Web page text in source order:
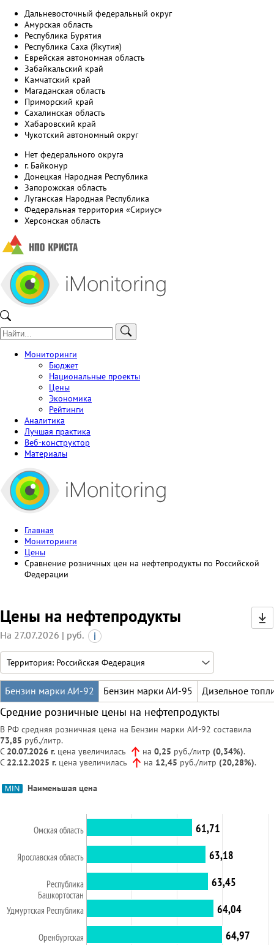
Дальневосточный федеральный округ
Амурская область
Республика Бурятия
Республика Саха (Якутия)
Еврейская автономная область
Забайкальский край
Камчатский край
Магаданская область
Приморский край
Сахалинская область
Хабаровский край
Чукотский автономный округ
Нет федерального округа
г. Байконур
Донецкая Народная Республика
Запорожская область
Луганская Народная Республика
Федеральная территория «Сириус»
Херсонская область
Мониторинги
Бюджет
Национальные проекты
Цены
Экономика
Рейтинги
Аналитика
Лучшая практика
Веб-конструктор
Материалы
Главная
Мониторинги
Цены
Сравнение розничных цен на нефтепродукты по Российской
Федерации
Цены на нефтепродукты
На 27.07.2026 | руб.
Бензин марки АИ-92 Бензин марки АИ-95 Дизельное
Средние розничные цены на нефтепродукты
В РФ средняя розничная цена на Бензин марки АИ-92 составила
73,85 руб./литр.
С 20.07.2026 г. цена увеличилась на 0,25 руб./литр (0,34%).
С 22.12.2025 г. цена увеличилась на 12,45 руб./литр (20,28%).
Наименьшая цена
Омская область
Ярославская область
Республика
Башкортостан
Удмуртская Республика
Оренбургская
61,71
63,18
63,45
64,04
64,97